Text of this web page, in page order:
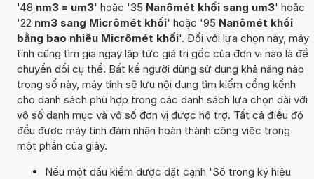
'48 nm3 = um3' hoặc '35 Nanômét khối sang um3' hoặc
'22 nm3 sang Micrômét khối' hoặc '95 Nanômét khối
bằng bao nhiêu Micrômét khối'. Đối với lựa chọn này, máy
tính cũng tìm gia ngay lập tức giá trị gốc của đơn vị nào là để
chuyển đổi cụ thể. Bất kể người dùng sử dụng khả năng nào
trong số này, máy tính sẽ lưu nội dung tìm kiếm cồng kềnh
cho danh sách phù hợp trong các danh sách lựa chọn dài với
vô số danh mục và vô số đơn vị được hỗ trợ. Tất cả điều đó
đều được máy tính đảm nhận hoàn thành công việc trong
một phần của giây.
Nếu một dấu kiểm được đặt cạnh 'Số trong ký hiệu